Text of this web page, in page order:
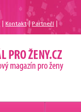
Kontakt| Partneří
ŽENY